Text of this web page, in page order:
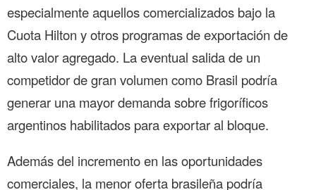
especialmente aquellos comercializados bajo la
Cuota Hilton y otros programas de exportación de
alto valor agregado. La eventual salida de un
competidor de gran volumen como Brasil podría
generar una mayor demanda sobre frigoríficos
argentinos habilitados para exportar al bloque.
Además del incremento en las oportunidades
comerciales, la menor oferta brasileña podría